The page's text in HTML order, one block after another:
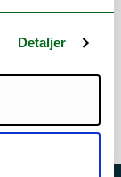
Detaljer